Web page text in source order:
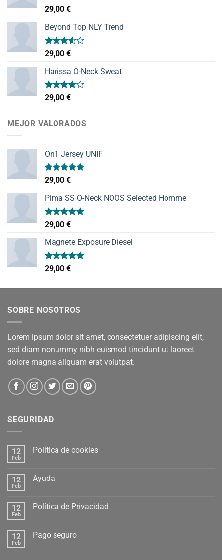
Valorado
con
de 5
29,00 €
Beyond Top NLY Trend
Valorado
con
3.50de
5
29,00 €
Harissa O-Neck Sweat
Valorado
con
29,00 €
MEJOR VALORADOS
On1 Jersey UNIF
Valorado
con
de 5
29,00 €
Pima SS O-Neck NOOS Selected Homme
Valorado
con
de 5
29,00 €
Magnete Exposure Diesel
Valorado
con
29,00 €
SOBRE NOSOTROS
Lorem ipsum dolor sit amet, consectetuer adipiscing elit,
sed diam nonummy nibh euismod tincidunt ut laoreet
dolore magna aliquam erat volutpat.
SEGURIDAD
12
Feb
Política de cookies
12
Feb
Ayuda
12
Feb
Política de Privacidad
12
Feb
Pago seguro